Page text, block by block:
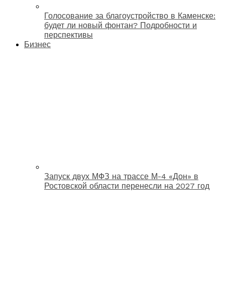
Голосование за благоустройство в Каменске:
будет ли новый фонтан? Подробности и
перспективы
Бизнес
Запуск двух МФЗ на трассе М-4 «Дон» в
Ростовской области перенесли на 2027 год